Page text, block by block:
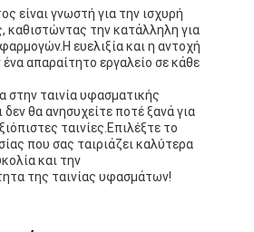
είναι γνωστή για την ισχυρή
καθιστώντας την κατάλληλη για
ευελιξία και η αντοχή
απαραίτητο εργαλείο σε κάθε
στην ταινία υφασματικής
θα ανησυχείτε ποτέ ξανά για
ταινίες.Επιλέξτε το
που σας ταιριάζει καλύτερα
και την
της ταινίας υφασμάτων!